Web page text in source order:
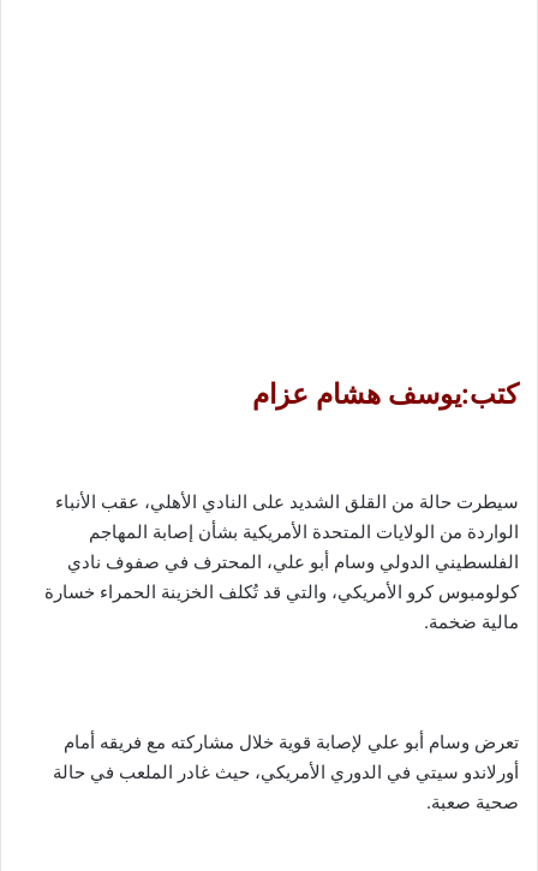
كتب:يوسف هشام عزام
سيطرت حالة من القلق الشديد على النادي الأهلي، عقب الأنباء
الواردة من الولايات المتحدة الأمريكية بشأن إصابة المهاجم
الفلسطيني الدولي وسام أبو علي، المحترف في صفوف نادي
كولومبوس كرو الأمريكي، والتي قد تُكلف الخزينة الحمراء خسارة
مالية ضخمة.
​تعرض وسام أبو علي لإصابة قوية خلال مشاركته مع فريقه أمام
أورلاندو سيتي في الدوري الأمريكي، حيث غادر الملعب في حالة
صحية صعبة.